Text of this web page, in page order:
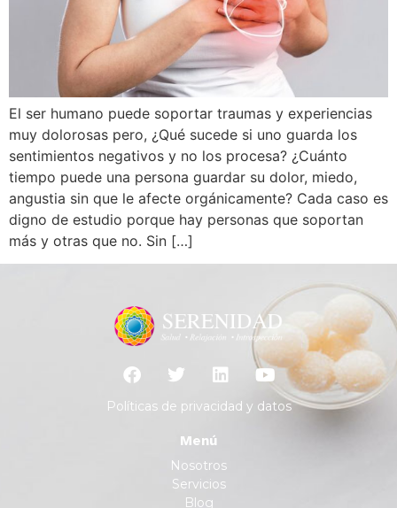
El ser humano puede soportar traumas y experiencias
muy dolorosas pero, ¿Qué sucede si uno guarda los
sentimientos negativos y no los procesa? ¿Cuánto
tiempo puede una persona guardar su dolor, miedo,
angustia sin que le afecte orgánicamente? Cada caso es
digno de estudio porque hay personas que soportan
más y otras que no. Sin […]
Políticas de privacidad y datos
Menú
Nosotros
Servicios
Blog